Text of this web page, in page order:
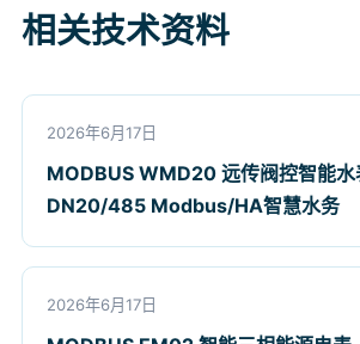
相关技术资料
2026年6月17日
MODBUS WMD20 远传阀控智能
DN20/485 Modbus/HA智慧水务
2026年6月17日